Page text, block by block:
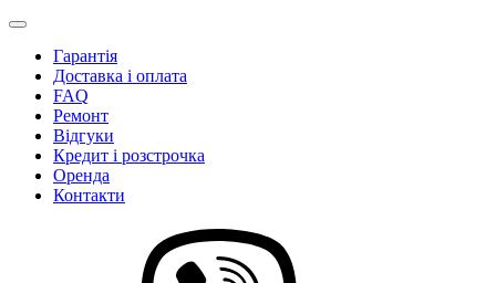
Гарантія
Доставка і оплата
FAQ
Ремонт
Відгуки
Кредит і розстрочка
Оренда
Контакти